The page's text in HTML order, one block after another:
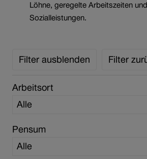
Löhne, geregelte Arbeitszeiten
Sozialleistungen.
Filter ausblenden Filter
Arbeitsort
Pensum